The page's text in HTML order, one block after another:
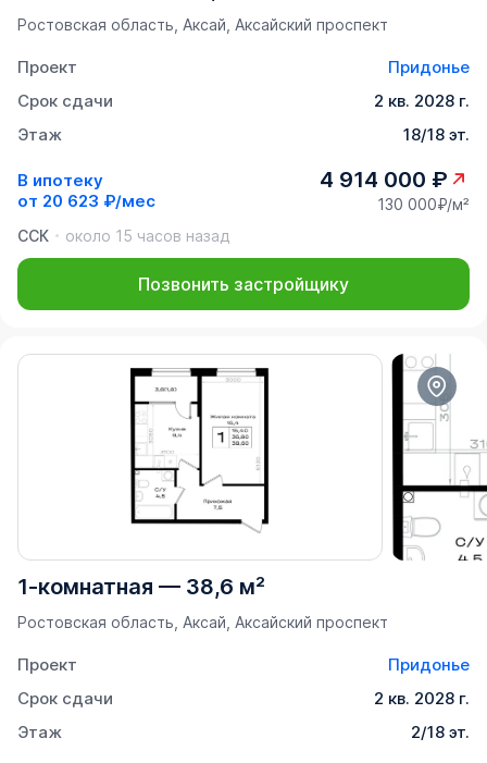
Ростовская область, Аксай, Аксайский проспект
Проект
Придонье
Срок сдачи
2 кв. 2028 г.
Этаж
18/18 эт.
В ипотеку
от 20 623 ₽/мес
4 914 000 ₽
130 000₽/м²
ССК
около 15 часов назад
Позвонить застройщику
1-комнатная — 38,6 м²
Ростовская область, Аксай, Аксайский проспект
Проект
Придонье
Срок сдачи
2 кв. 2028 г.
Этаж
2/18 эт.